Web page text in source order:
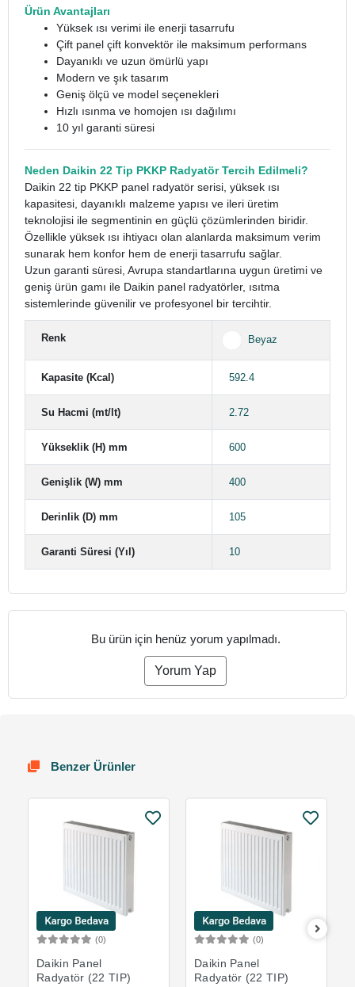
Ürün Avantajları
Yüksek ısı verimi ile enerji tasarrufu
Çift panel çift konvektör ile maksimum performans
Dayanıklı ve uzun ömürlü yapı
Modern ve şık tasarım
Geniş ölçü ve model seçenekleri
Hızlı ısınma ve homojen ısı dağılımı
10 yıl garanti süresi
Neden Daikin 22 Tip PKKP Radyatör Tercih Edilmeli?
Daikin 22 tip PKKP panel radyatör serisi, yüksek ısı
kapasitesi, dayanıklı malzeme yapısı ve ileri üretim
teknolojisi ile segmentinin en güçlü çözümlerinden biridir.
Özellikle yüksek ısı ihtiyacı olan alanlarda maksimum verim
sunarak hem konfor hem de enerji tasarrufu sağlar.
Uzun garanti süresi, Avrupa standartlarına uygun üretimi ve
geniş ürün gamı ile Daikin panel radyatörler, ısıtma
sistemlerinde güvenilir ve profesyonel bir tercihtir.
Renk Beyaz
Kapasite (Kcal) 592.4
Su Hacmi (mt/lt) 2.72
Yükseklik (H) mm 600
Genişlik (W) mm 400
Derinlik (D) mm 105
Garanti Süresi (Yıl) 10
Bu ürün için henüz yorum yapılmadı.
Yorum Yap
Benzer Ürünler
(0)
Daikin Panel
Radyatör (22 TIP)
(0)
Daikin Panel
Radyatör (22 TIP)